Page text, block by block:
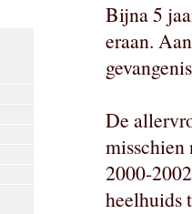
Bijna 5
eraan.
De
misschien
2000-
heelhuids